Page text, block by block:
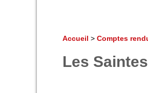
Accueil > Comptes
Les